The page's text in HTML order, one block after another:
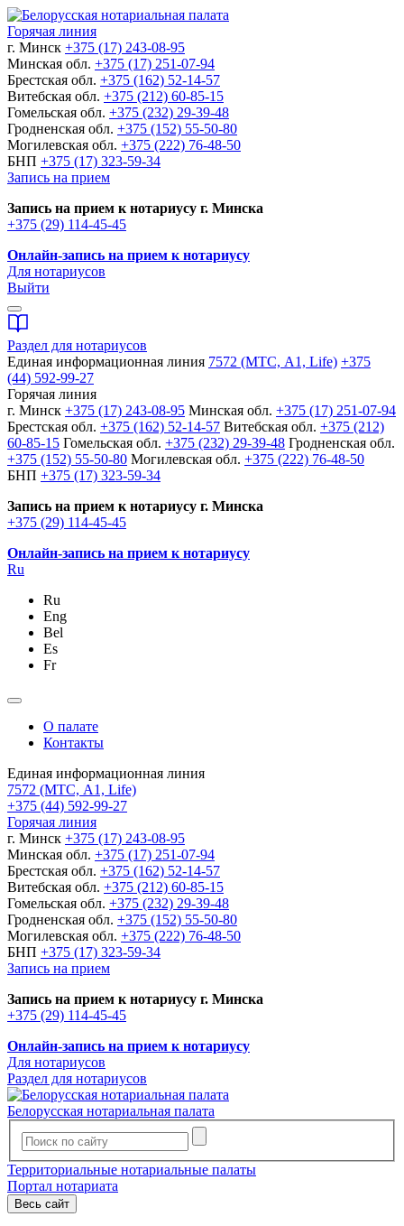
Горячая линия
г. Минск +375 (17) 243-08-95
Минская обл. +375 (17) 251-07-94
Брестская обл. +375 (162) 52-14-57
Витебская обл. +375 (212) 60-85-15
Гомельская обл. +375 (232) 29-39-48
Гродненская обл. +375 (152) 55-50-80
Могилевская обл. +375 (222) 76-48-50
БНП +375 (17) 323-59-34
Запись на прием
Запись на прием к нотариусу г. Минска
+375 (29) 114-45-45
Онлайн-запись на прием к нотариусу
Для нотариусов
Выйти
Раздел для нотариусов
Единая информационная линия 7572 (МТС, A1, Life) +375
(44) 592-99-27
Горячая линия
г. Минск +375 (17) 243-08-95 Минская обл. +375 (17) 251-07-94
Брестская обл. +375 (162) 52-14-57 Витебская обл. +375 (212)
60-85-15 Гомельская обл. +375 (232) 29-39-48 Гродненская обл.
+375 (152) 55-50-80 Могилевская обл. +375 (222) 76-48-50
БНП +375 (17) 323-59-34
Запись на прием к нотариусу г. Минска
+375 (29) 114-45-45
Онлайн-запись на прием к нотариусу
Ru
Ru
Eng
Bel
Es
Fr
О палате
Контакты
Единая информационная линия
7572 (МТС, A1, Life)
+375 (44) 592-99-27
Горячая линия
г. Минск +375 (17) 243-08-95
Минская обл. +375 (17) 251-07-94
Брестская обл. +375 (162) 52-14-57
Витебская обл. +375 (212) 60-85-15
Гомельская обл. +375 (232) 29-39-48
Гродненская обл. +375 (152) 55-50-80
Могилевская обл. +375 (222) 76-48-50
БНП +375 (17) 323-59-34
Запись на прием
Запись на прием к нотариусу г. Минска
+375 (29) 114-45-45
Онлайн-запись на прием к нотариусу
Для нотариусов
Раздел для нотариусов
Белорусская нотариальная палата
Территориальные нотариальные палаты
Портал нотариата
Весь сайт